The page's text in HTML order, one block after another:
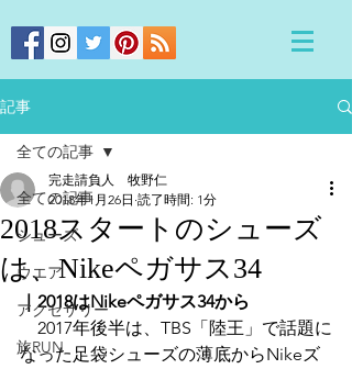
記事
全ての記事
シューズ
ウエア
アクセサリー
旅RUN
全ての記事
2018スタートのシューズ
は、Nikeペガサス34
完走請負人 牧野仁
2018年1月26日 読了時間: 1分
｜2018はNikeペガサス34から
2017年後半は、TBS「陸王」で話題に
なった足袋シューズの薄底からNikeズ